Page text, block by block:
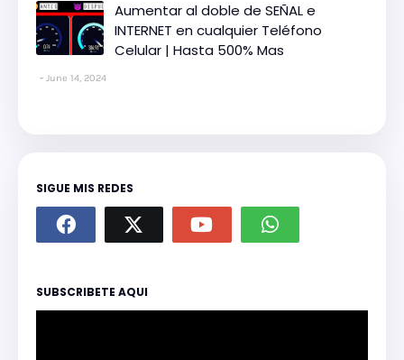
Aumentar al doble de SEÑAL e
INTERNET en cualquier Teléfono
Celular | Hasta 500% Mas
June 14, 2024
SIGUE MIS REDES
SUBSCRIBETE AQUI